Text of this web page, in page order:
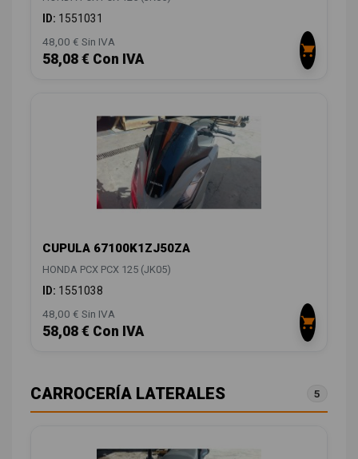
ID: 1551031
48,00 € Sin IVA
58,08 € Con IVA
CUPULA 67100K1ZJ50ZA
HONDA PCX PCX 125 (JK05)
ID: 1551038
48,00 € Sin IVA
58,08 € Con IVA
CARROCERÍA LATERALES 5